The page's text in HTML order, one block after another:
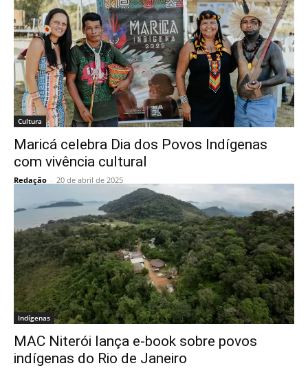
Cultura
Maricá celebra Dia dos Povos Indígenas
com vivência cultural
Redação - 20 de abril de 2025
Indígenas
MAC Niterói lança e-book sobre povos
indígenas do Rio de Janeiro